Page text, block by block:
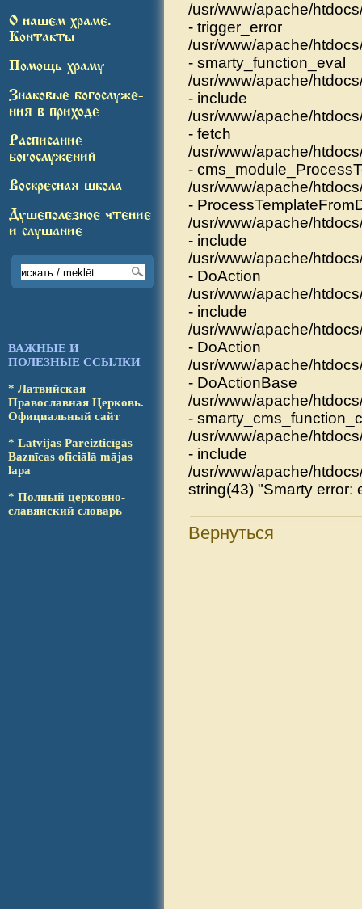
О нашем храме.
Контакты
Помощь храму
Знаковые богослуже-
ния в приходе
Расписание
богослужений
Воскресная школа
Душеполезное чтение
и слушание
ВАЖНЫЕ И
ПОЛЕЗНЫЕ ССЫЛКИ
* Латвийская
Православ­ная Церковь.
Офици­аль­ный сайт
* Latvijas Pareizticīgās
Baz­nī­cas oficiālā mājas
lapa
* Полный церковно-
сла­вянс­кий словарь
/usr/www/apache/
- trigger_error
/usr/www/apache/
- smarty_function_eval
/usr/www/apache/
- include
/usr/www/apache/
- fetch
/usr/www/apache/
-
/usr/www/apache/
-
/usr/www/apache/
- include
/usr/www/apache/
- DoAction
/usr/www/apache/
- include
/usr/www/apache/
- DoAction
/usr/www/apache/
- DoActionBase
/usr/www/apache/
-
/usr/www/apache/
- include
/usr/www/apache/
string(43) "Smarty error:
Вернуться